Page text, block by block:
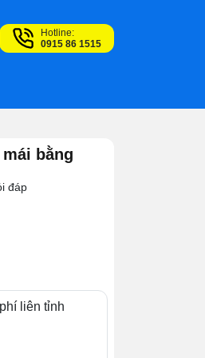
Hotline:
0915 86 1515
bằng
đáp
phí liên tỉnh